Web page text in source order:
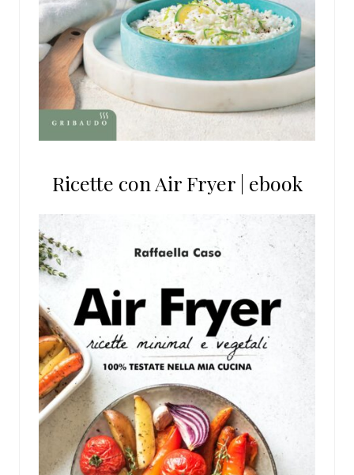
Ricette con Air Fryer | ebook